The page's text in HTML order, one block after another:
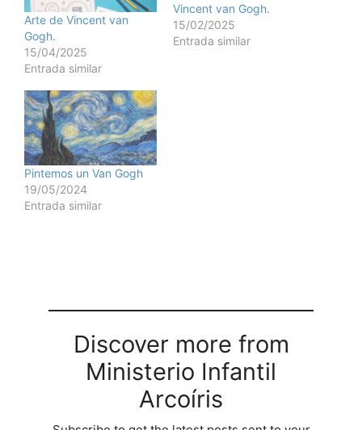
Arte de Vincent van
Gogh.
15/04/2025
Entrada similar
Vincent van Gogh.
15/02/2025
Entrada similar
Pintemos un Van Gogh
19/05/2024
Entrada similar
Discover more from
Ministerio Infantil
Arcoíris